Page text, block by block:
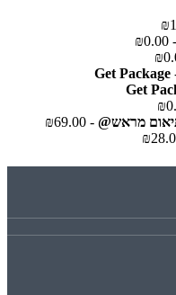
- ₪0.00
מראש@ - ₪69.00